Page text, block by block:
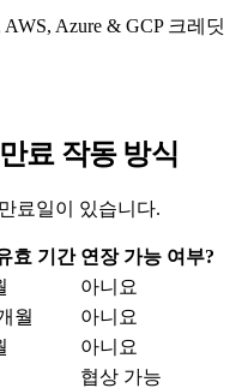
Azure & GCP 크레딧
료 작동 방식
료일이 있습니다.
효 기간 연장 가능 여부?
아니요
월
아니요
아니요
협상 가능